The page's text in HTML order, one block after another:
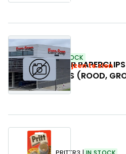
DISPENSER VOOR
PCS PAPERCLIPS (ROOD,
SKU:037500 IN STOCK
Log in om je prijzen te zien